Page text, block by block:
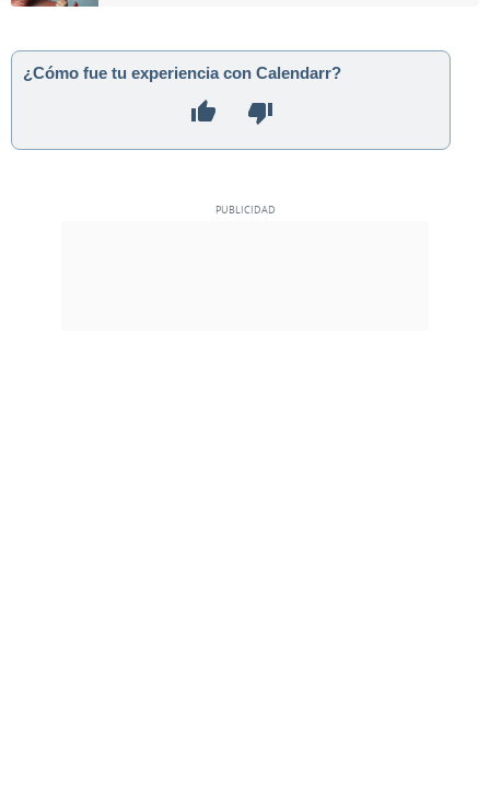
¿Cómo fue tu experiencia con Calendarr?